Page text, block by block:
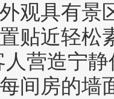
观具有景
贴近轻松
人营造宁
间房的墙